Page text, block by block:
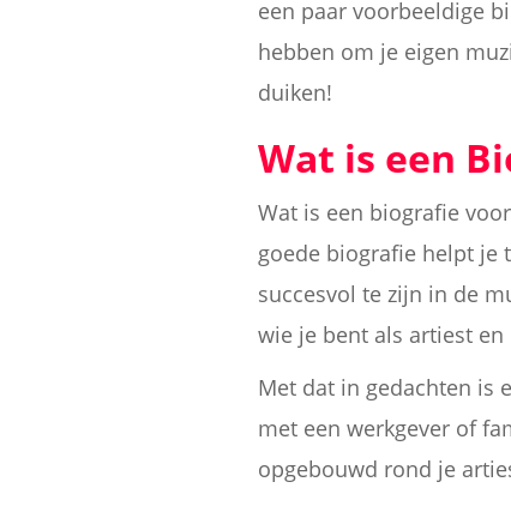
een paar voorbeeldige
hebben om je eigen
duiken!
Wat is een
Wat is een biografie
goede biografie helpt je
succesvol te zijn in de
wie je bent als artiest
Met dat in gedachten is
met een werkgever of
opgebouwd rond je